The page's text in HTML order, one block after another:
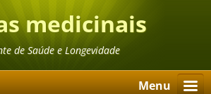
medicinais
de Saúde e Longevidade
Menu